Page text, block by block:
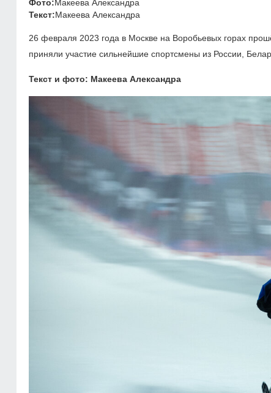
Фото:Макеева Александра
Текст:Макеева Александра
26 февраля 2023 года в Москве на Воробьевых горах
приняли участие сильнейшие спортсмены из России,
Текст и фото: Макеева Александра